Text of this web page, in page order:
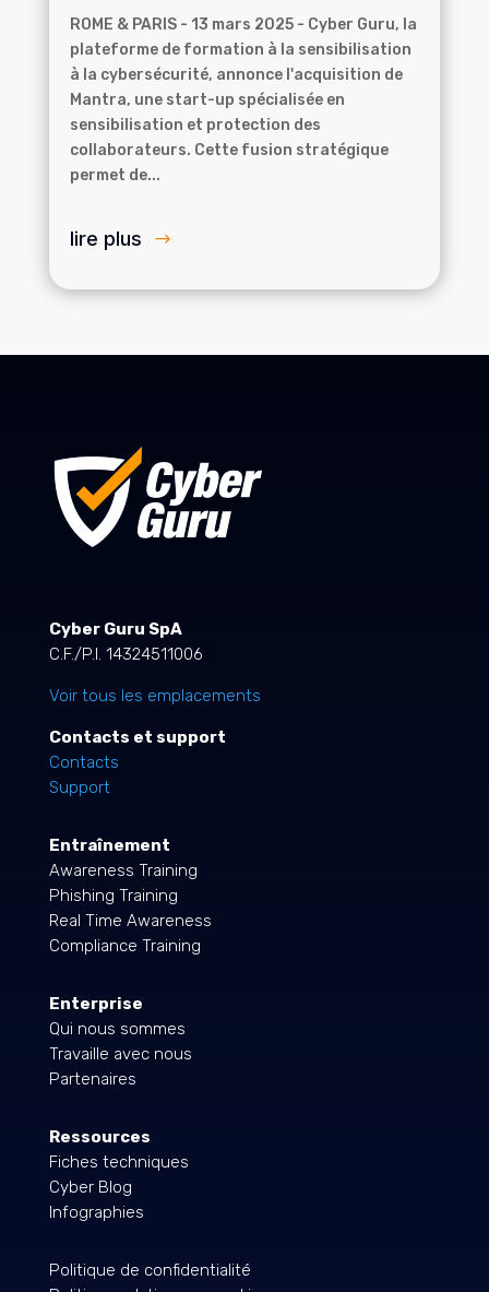
ROME & PARIS - 13 mars 2025 - Cyber Guru, la
plateforme de formation à la sensibilisation
à la cybersécurité, annonce l'acquisition de
Mantra, une start-up spécialisée en
sensibilisation et protection des
collaborateurs. Cette fusion stratégique
permet de...
lire plus
Cyber Guru SpA
C.F./P.I. 14324511006
Voir tous les emplacements
Contacts et support
Contacts
Support
Entraînement
Awareness Training
Phishing Training
Real Time Awareness
Compliance Training
Enterprise
Qui nous sommes
Travaille avec nous
Partenaires
Ressources
Fiches techniques
Cyber Blog
Infographies
Politique de confidentialité